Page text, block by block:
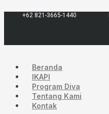
ke
+62 821-3665-1440
Beranda
IKAPI
Program Diva
Tentang Kami
Kontak